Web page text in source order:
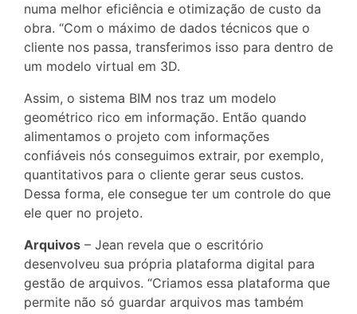
numa melhor eficiência e otimização de custo da
obra. “Com o máximo de dados técnicos que o
cliente nos passa, transferimos isso para dentro de
um modelo virtual em 3D.
Assim, o sistema BIM nos traz um modelo
geométrico rico em informação. Então quando
alimentamos o projeto com informações
confiáveis nós conseguimos extrair, por exemplo,
quantitativos para o cliente gerar seus custos.
Dessa forma, ele consegue ter um controle do que
ele quer no projeto.
Arquivos – Jean revela que o escritório
desenvolveu sua própria plataforma digital para
gestão de arquivos. “Criamos essa plataforma que
permite não só guardar arquivos mas também